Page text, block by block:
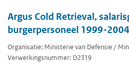
Argus Cold Retrieval,
burgerpersoneel 1999-
Organisatie: Ministerie van Defensie /
Verwerkingsnummer: D2319